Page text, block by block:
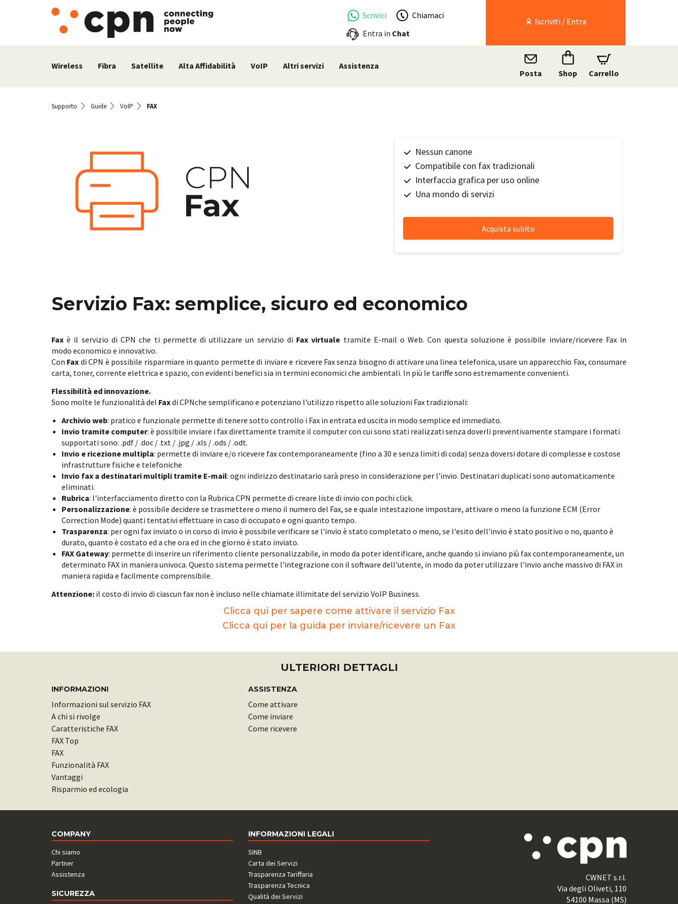
Scrivici
Chiamaci
Entra in Chat
Iscriviti / Entra
Wireless Fibra Satellite Alta Affidabilità VoIP Altri servizi Assistenza
Posta Shop Carrello
Supporto Guide VoIP FAX
Nessun canone
Compatibile con fax tradizionali
Interfaccia grafica per uso online
Una mondo di servizi
Servizio Fax: semplice, sicuro ed economico
Fax è il servizio di CPN che ti permette di utilizzare un servizio di Fax virtuale tramite E-mail o Web. Con questa soluzione è possibile inviare/ricevere Fax in
modo economico e innovativo.
Con Fax di CPN è possibile risparmiare in quanto permette di inviare e ricevere Fax senza bisogno di attivare una linea telefonica, usare un apparecchio Fax, consumare
carta, toner, corrente elettrica e spazio, con evidenti benefici sia in termini economici che ambientali. In più le tariffe sono estremamente convenienti.
Flessibilità ed innovazione.
Sono molte le funzionalità del Faxdi CPNche semplificano e potenziano l'utilizzo rispetto alle soluzioni Fax tradizionali:
Archivio web: pratico e funzionale permette di tenere sotto controllo i Fax in entrata ed uscita in modo semplice ed immediato.
Invio tramite computer: è possibile inviare i fax direttamente tramite il computer con cui sono stati realizzati senza doverli preventivamente stampare i formati
supportati sono: .pdf / .doc / .txt / .jpg / .xls / .ods / .odt.
Invio e ricezione multipla: permette di inviare e/o ricevere fax contemporaneamente (fino a 30 e senza limiti di coda) senza doversi dotare di complesse e costose
infrastrutture fisiche e telefoniche
Invio fax a destinatari multipli tramite E-mail: ogni indirizzo destinatario sarà preso in considerazione per l'invio. Destinatari duplicati sono automaticamente
eliminati.
Rubrica: l'interfacciamento diretto con la Rubrica CPN permette di creare liste di invio con pochi click.
Personalizzazione: è possibile decidere se trasmettere o meno il numero del Fax, se e quale intestazione impostare, attivare o meno la funzione ECM (Error
Correction Mode) quanti tentativi effettuare in caso di occupato e ogni quanto tempo.
Trasparenza: per ogni fax inviato o in corso di invio è possibile verificare se l'invio è stato completato o meno, se l'esito dell'invio è stato positivo o no, quanto è
durato, quanto è costato ed a che ora ed in che giorno è stato inviato.
FAX Gateway: permette di inserire un riferimento cliente personalizzabile, in modo da poter identificare, anche quando si inviano più fax contemporaneamente, un
determinato FAX in maniera univoca. Questo sistema permette l'integrazione con il software dell'utente, in modo da poter utilizzare l'invio anche massivo di FAX in
maniera rapida e facilmente comprensibile.
Attenzione: il costo di invio di ciascun fax non è incluso nelle chiamate illimitate del servizio VoIP Business.
Clicca qui per sapere come attivare il servizio Fax
Clicca qui per la guida per inviare/ricevere un Fax
ULTERIORI DETTAGLI
INFORMAZIONI
Informazioni sul servizio FAX
A chi si rivolge
Caratteristiche FAX
FAX Top
FAX
Funzionalità FAX
Vantaggi
Risparmio ed ecologia
ASSISTENZA
Come attivare
Come inviare
Come ricevere
COMPANY
Chi siamo
Partner
Assistenza
SICUREZZA
INFORMAZIONI LEGALI
SINB
Carta dei Servizi
Trasparenza Tariffaria
Trasparenza Tecnica
Qualità dei Servizi
CWNET s.r.l.
Via degli Oliveti, 110
54100 Massa (MS)